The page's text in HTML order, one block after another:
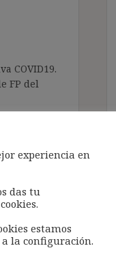
COVID19.
FP del
en la
experiencia en
das tu
estamos
la configuración.